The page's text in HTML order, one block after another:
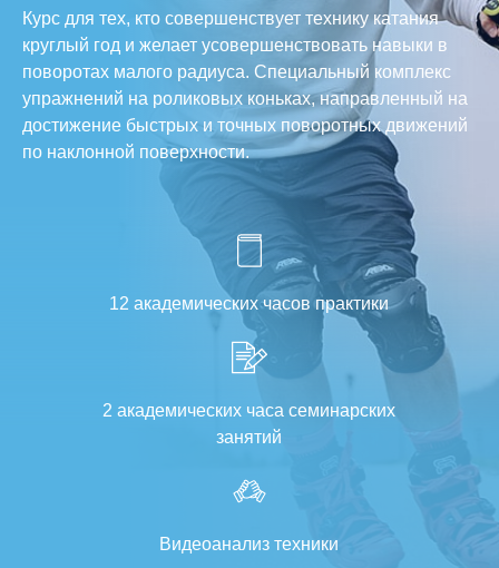
Курс для тех, кто совершенствует технику катания
круглый год и желает усовершенствовать навыки в
поворотах малого радиуса. Специальный комплекс
упражнений на роликовых коньках, направленный на
достижение быстрых и точных поворотных движений
по наклонной поверхности.
12 академических часов практики
2 академических часа семинарских
занятий
Видеоанализ техники